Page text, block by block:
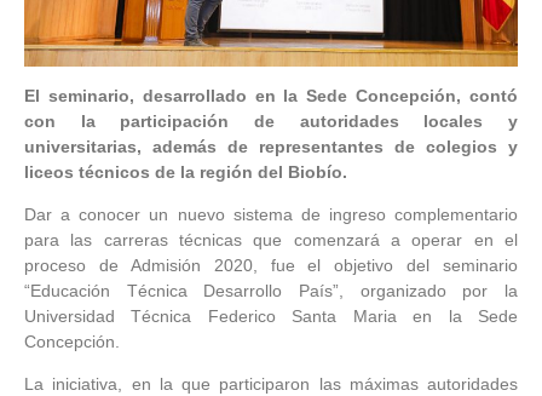
El seminario, desarrollado en la Sede Concepción, contó
con la participación de autoridades locales y
universitarias, además de representantes de colegios y
liceos técnicos de la región del Biobío.
Dar a conocer un nuevo sistema de ingreso complementario
para las carreras técnicas que comenzará a operar en el
proceso de Admisión 2020, fue el objetivo del seminario
“Educación Técnica Desarrollo País”, organizado por la
Universidad Técnica Federico Santa Maria en la Sede
Concepción.
La iniciativa, en la que participaron las máximas autoridades